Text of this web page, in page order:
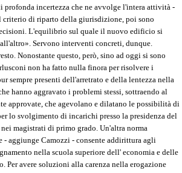
incertezza che ne avvolge l'intera attività -
criterio di riparto della giurisdizione, poi sono
L'equilibrio sul quale il nuovo edificio si
Servono interventi concreti, dunque.
Nonostante questo, però, sino ad oggi si sono
non ha fatto nulla finora per risolvere i
sempre presenti dell'arretrato e della lentezza nella
hanno aggravato i problemi stessi, sottraendo al
approvate, che agevolano e dilatano le possibilità di
lo svolgimento di incarichi presso la presidenza del
magistrati di primo grado. Un'altra norma
aggiunge Camozzi - consente addirittura agli
nella scuola superiore dell' economia e delle
avere soluzioni alla carenza nella erogazione